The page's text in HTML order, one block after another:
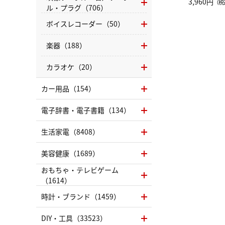
（
ル・プラグ（706）
ボイスレコーダー（50）
楽器（188）
カラオケ（20）
カー用品（154）
電子辞書・電子書籍（134）
生活家電（8408）
美容健康（1689）
おもちゃ・テレビゲーム
（1614）
時計・ブランド（1459）
DIY・工具（33523）